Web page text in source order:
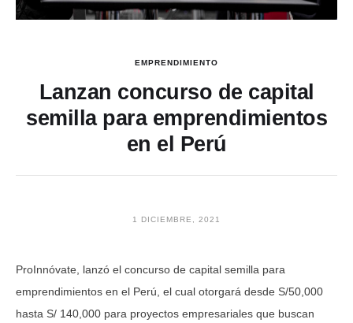
EMPRENDIMIENTO
Lanzan concurso de capital
semilla para emprendimientos
en el Perú
1 DICIEMBRE, 2021
ProInnóvate, lanzó el concurso de capital semilla para
emprendimientos en el Perú, el cual otorgará desde S/50,000
hasta S/ 140,000 para proyectos empresariales que buscan